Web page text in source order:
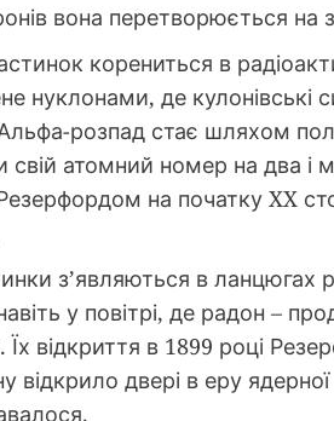
вона перетворюється на
корениться в
нуклонами, де кулонівські
розпад стає шляхом
атомний номер на два і
на початку XX
з’являються в ланцюгах
у повітрі, де радон –
відкриття в 1899 році
відкрило двері в еру